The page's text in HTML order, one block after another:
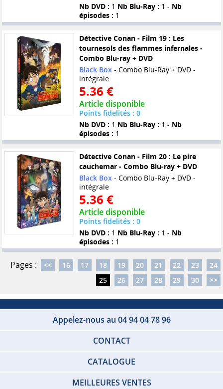
Nb DVD : 1 Nb Blu-Ray : 1 - Nb
épisodes : 1
Détective Conan - Film 19 : Les
tournesols des flammes infernales -
Combo Blu-ray + DVD
Black Box - Combo Blu-Ray + DVD -
intégrale
5.36 €
Article disponible
Points fidelités : 0
Nb DVD : 1 Nb Blu-Ray : 1 - Nb
épisodes : 1
Détective Conan - Film 20 : Le pire
cauchemar - Combo Blu-ray + DVD
Black Box - Combo Blu-Ray + DVD -
intégrale
5.36 €
Article disponible
Points fidelités : 0
Nb DVD : 1 Nb Blu-Ray : 1 - Nb
épisodes : 1
Pages : << 16 17 18 19 20 21 22 23
24
25
26 27 28 29 30 >>
Appelez-nous au 04 94 04 78 96
CONTACT
CATALOGUE
MEILLEURES VENTES